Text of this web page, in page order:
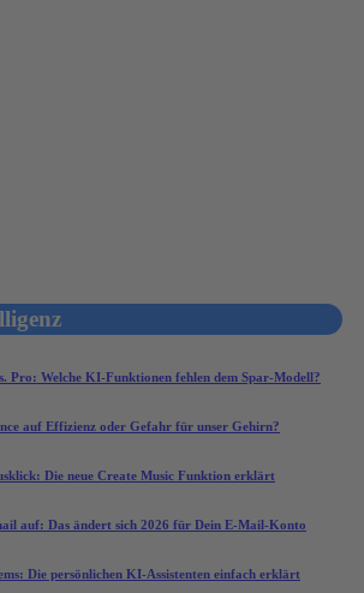
Pro: Welche KI-Funktionen fehlen dem Spar-Modell?
auf Effizienz oder Gefahr für unser Gehirn?
Die neue Create Music Funktion erklärt
auf: Das ändert sich 2026 für Dein E-Mail-Konto
Die persönlichen KI-Assistenten einfach erklärt